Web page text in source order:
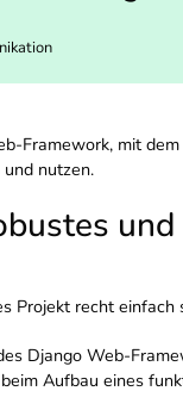
Framework, mit
nutzen.
Projekt recht
Django Web-
Aufbau eines